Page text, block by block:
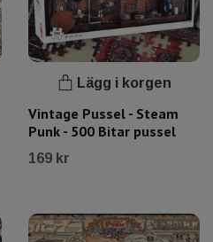
Lägg i korgen
Vintage Pussel - Steam
Punk - 500 Bitar pussel
169 kr